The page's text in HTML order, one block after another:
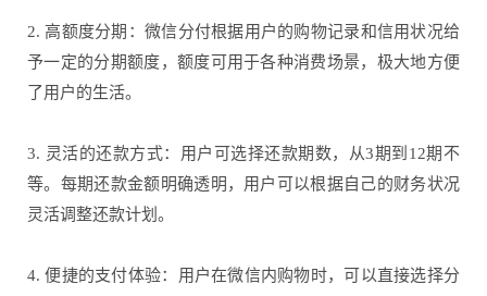
2. 高额度分期：微信分付根据用户的购物记录和信用状况给
予一定的分期额度，额度可用于各种消费场景，极大地方便
了用户的生活。
3. 灵活的还款方式：用户可选择还款期数，从3期到12期不
等。每期还款金额明确透明，用户可以根据自己的财务状况
灵活调整还款计划。
4. 便捷的支付体验：用户在微信内购物时，可以直接选择分